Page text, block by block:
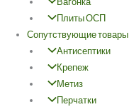
Плиты ОСП
Сопутствующие товары
Антисептики
Крепеж
Метиз
Перчатки